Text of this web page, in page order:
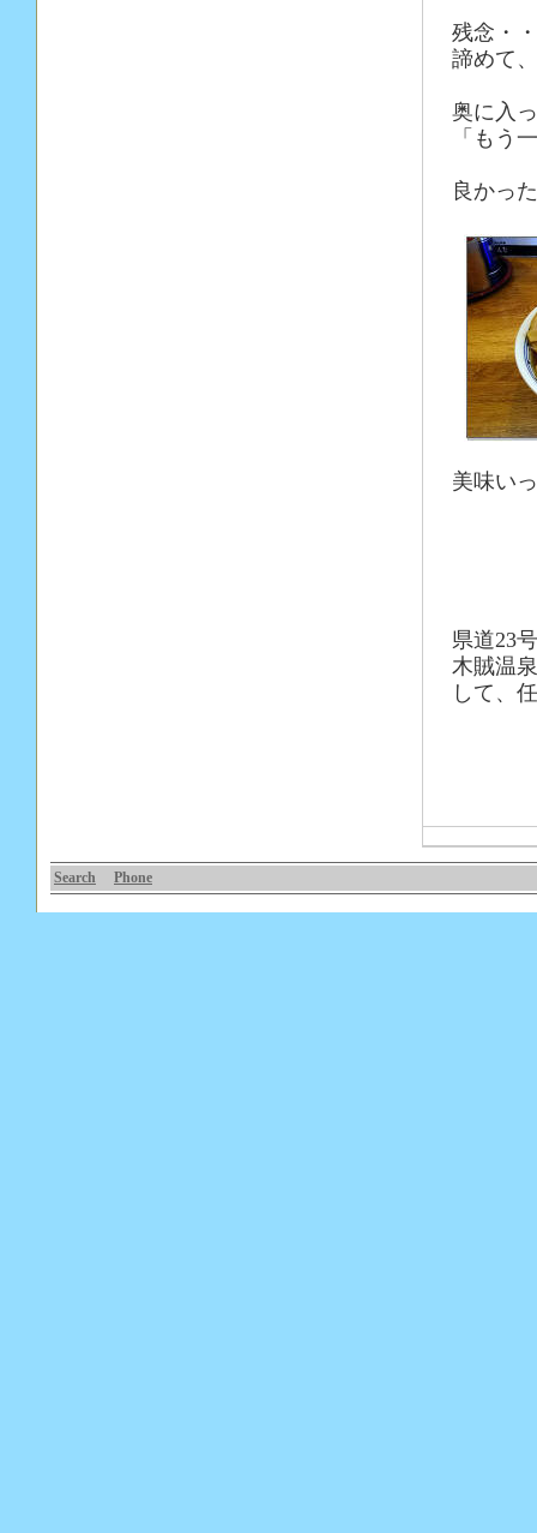
残念・
諦めて
奥に入
「もう
良かっ
美味い
県道23
木賊温
して、
Search Phone